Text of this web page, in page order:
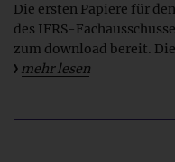
Die ersten Papiere für
des IFRS-
zum download bereit.
mehr lesen